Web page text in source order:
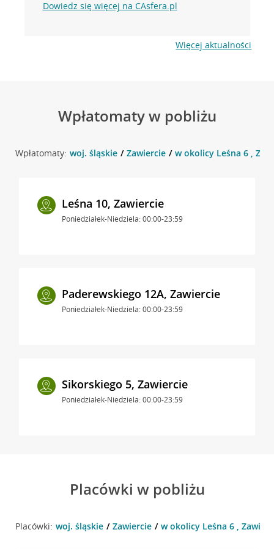
Dowiedz się więcej na CAsfera.pl
Więcej aktualności
Wpłatomaty w pobliżu
Wpłatomaty: woj. śląskie Zawiercie w okolicy Leśna 6 ,
Leśna 10, Zawiercie
Poniedziałek-Niedziela: 00:00-23:59
Paderewskiego 12A, Zawiercie
Poniedziałek-Niedziela: 00:00-23:59
Sikorskiego 5, Zawiercie
Poniedziałek-Niedziela: 00:00-23:59
Placówki w pobliżu
Placówki: woj. śląskie Zawiercie w okolicy Leśna 6 ,